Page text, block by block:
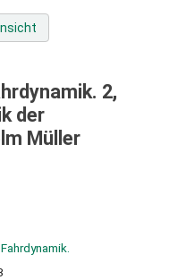
2,
der
Müller